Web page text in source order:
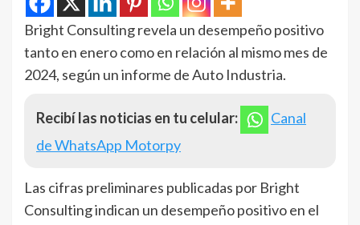
Bright Consulting revela un desempeño positivo
tanto en enero como en relación al mismo mes de
2024, según un informe de Auto Industria.
Recibí las noticias en tu celular:
Canal
de WhatsApp Motorpy
Las cifras preliminares publicadas por Bright
Consulting indican un desempeño positivo en el